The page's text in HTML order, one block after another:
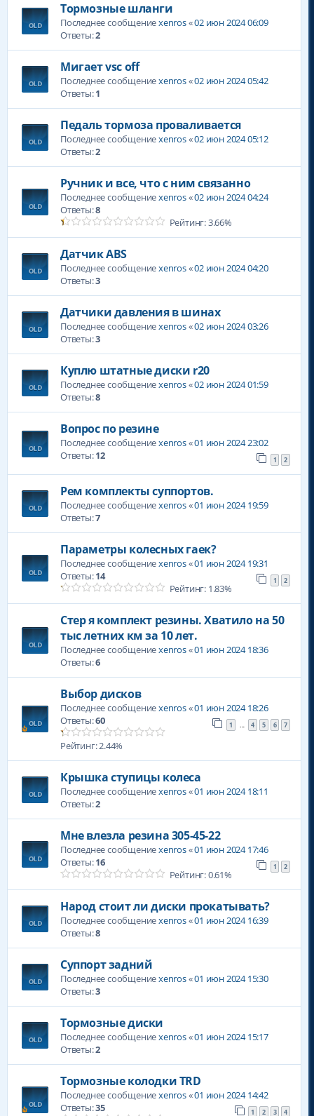
Тормозные шланги
Последнее сообщениеxenros«02 июн 2024 06:09
Ответы:2
Мигает vsc off
Последнее сообщениеxenros«02 июн 2024 05:42
Ответы:1
Педаль тормоза проваливается
Последнее сообщениеxenros«02 июн 2024 05:12
Ответы:2
Ручник и все, что с ним связанно
Последнее сообщениеxenros«02 июн 2024 04:24
Ответы:8
Рейтинг: 3.66%
Датчик АBS
Последнее сообщениеxenros«02 июн 2024 04:20
Ответы:3
Датчики давления в шинах
Последнее сообщениеxenros«02 июн 2024 03:26
Ответы:3
Куплю штатные диски r20
Последнее сообщениеxenros«02 июн 2024 01:59
Ответы:8
Вопрос по резине
Последнее сообщениеxenros«01 июн 2024 23:02
Ответы:12 1 2
Рем комплекты суппортов.
Последнее сообщениеxenros«01 июн 2024 19:59
Ответы:7
Параметры колесных гаек?
Последнее сообщениеxenros«01 июн 2024 19:31
Ответы:14 1 2
Рейтинг: 1.83%
Стер я комплект резины. Хватило на 50
тыс летних км за 10 лет.
Последнее сообщениеxenros«01 июн 2024 18:36
Ответы:6
Выбор дисков
Последнее сообщениеxenros«01 июн 2024 18:26
Ответы:60 1 … 4 5 6 7
Рейтинг: 2.44%
Крышка ступицы колеса
Последнее сообщениеxenros«01 июн 2024 18:11
Ответы:2
Мне влезла резина 305-45-22
Последнее сообщениеxenros«01 июн 2024 17:46
Ответы:16 1 2
Рейтинг: 0.61%
Народ стоит ли диски прокатывать?
Последнее сообщениеxenros«01 июн 2024 16:39
Ответы:8
Суппорт задний
Последнее сообщениеxenros«01 июн 2024 15:30
Ответы:3
Тормозные диски
Последнее сообщениеxenros«01 июн 2024 15:17
Ответы:2
Тормозные колодки TRD
Последнее сообщениеxenros«01 июн 2024 14:42
Ответы:35 1 2 3 4